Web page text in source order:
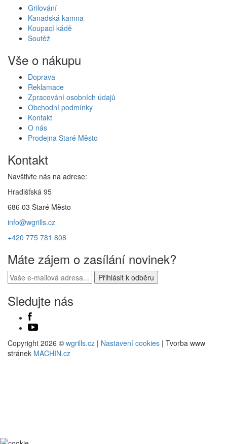
Grilování
Kanadská kamna
Koupací kádě
Soutěž
Vše o nákupu
Doprava
Reklamace
Zpracování osobních údajů
Obchodní podmínky
Kontakt
O nás
Prodejna Staré Město
Kontakt
Navštivte nás na adrese:
Hradišťská 95
686 03 Staré Město
info@wgrills.cz
+420 775 781 808
Máte zájem o zasílání novinek?
Sledujte nás
Copyright 2026 © wgrills.cz | Nastavení cookies | Tvorba www
stránek MACHIN.cz